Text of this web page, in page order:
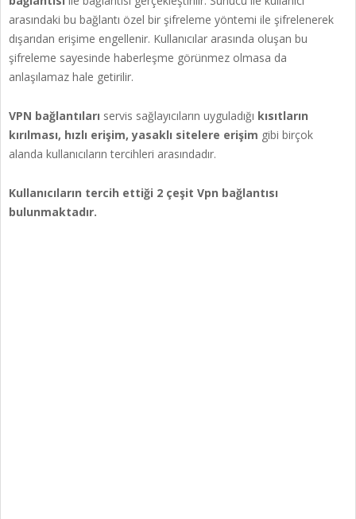
arasındaki bu bağlantı özel bir şifreleme yöntemi ile şifrelenerek
dışarıdan erişime engellenir. Kullanıcılar arasında oluşan bu
şifreleme sayesinde haberleşme görünmez olmasa da
anlaşılamaz hale getirilir.
VPN bağlantıları servis sağlayıcıların uyguladığı kısıtların
kırılması, hızlı erişim, yasaklı sitelere erişim gibi birçok
alanda kullanıcıların tercihleri arasındadır.
Kullanıcıların tercih ettiği 2 çeşit Vpn bağlantısı
bulunmaktadır.